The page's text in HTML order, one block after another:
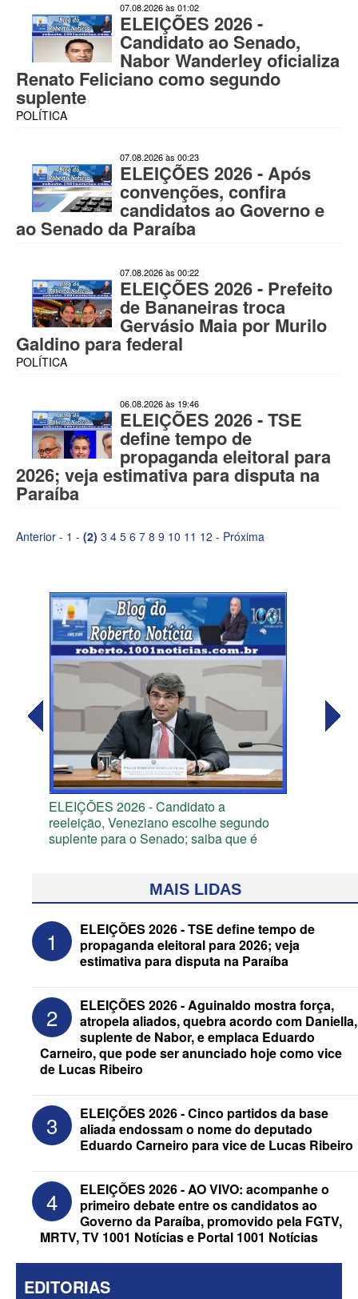
07.08.2026 às 01:02
ELEIÇÕES 2026 -
Candidato ao Senado,
Nabor Wanderley oficializa
Renato Feliciano como segundo
suplente
POLÍTICA
07.08.2026 às 00:23
ELEIÇÕES 2026 - Após
convenções, confira
candidatos ao Governo e
ao Senado da Paraíba
07.08.2026 às 00:22
ELEIÇÕES 2026 - Prefeito
de Bananeiras troca
Gervásio Maia por Murilo
Galdino para federal
POLÍTICA
06.08.2026 às 19:46
ELEIÇÕES 2026 - TSE
define tempo de
propaganda eleitoral para
2026; veja estimativa para disputa na
Paraíba
Anterior - 1 - (2) 3 4 5 6 7 8 9 10 11 12 - Próxima
ELEIÇÕES 2026 - Candidato a
reeleição, Veneziano escolhe segundo
suplente para o Senado; saiba que é
ELEIÇÕES 2026 - Após convenções,
Senado da Paraíba
MAIS LIDAS
1
ELEIÇÕES 2026 - TSE define tempo de
propaganda eleitoral para 2026; veja
estimativa para disputa na Paraíba
2
ELEIÇÕES 2026 - Aguinaldo mostra força,
atropela aliados, quebra acordo com Daniella,
suplente de Nabor, e emplaca Eduardo
Carneiro, que pode ser anunciado hoje como vice
de Lucas Ribeiro
3
ELEIÇÕES 2026 - Cinco partidos da base
aliada endossam o nome do deputado
Eduardo Carneiro para vice de Lucas Ribeiro
4
ELEIÇÕES 2026 - AO VIVO: acompanhe o
primeiro debate entre os candidatos ao
Governo da Paraíba, promovido pela FGTV,
MRTV, TV 1001 Notícias e Portal 1001 Notícias
EDITORIAS